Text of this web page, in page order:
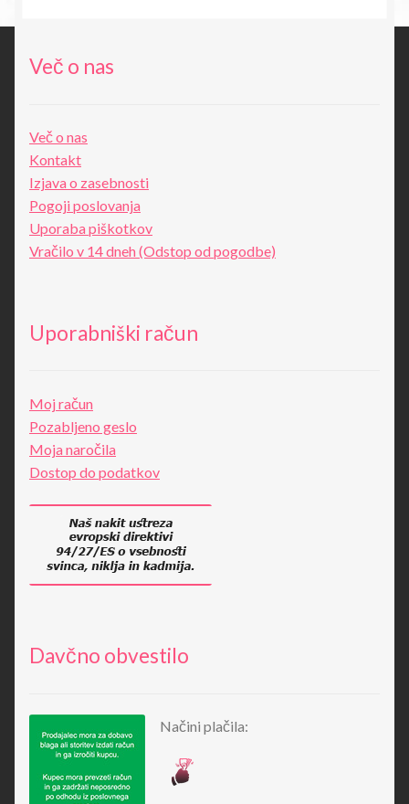
Več o nas
Več o nas
Kontakt
Izjava o zasebnosti
Pogoji poslovanja
Uporaba piškotkov
Vračilo v 14 dneh (Odstop od pogodbe)
Uporabniški račun
Moj račun
Pozabljeno geslo
Moja naročila
Dostop do podatkov
Davčno obvestilo
Načini plačila: